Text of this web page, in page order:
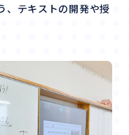
、テキストの開発や授